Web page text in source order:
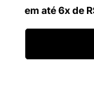
em até 6x de